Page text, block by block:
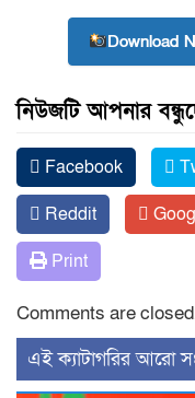
Download
নিউজটি আপনার
Facebook
Reddit
Print
Comments are
‍এই ক্যাটাগরির ‍আরো